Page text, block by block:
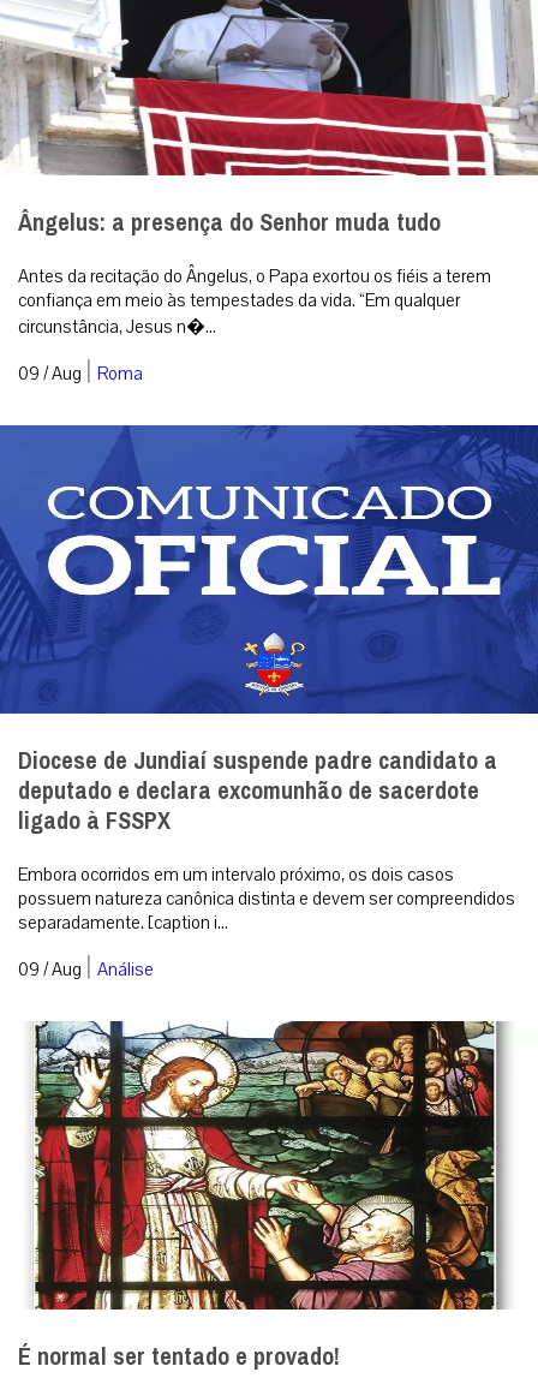
Ângelus: a presença do Senhor muda tudo
Antes da recitação do Ângelus, o Papa exortou os fiéis a terem
confiança em meio às tempestades da vida. “Em qualquer
circunstância, Jesus n�...
09 / Aug | Roma
Diocese de Jundiaí suspende padre candidato a
deputado e declara excomunhão de sacerdote
ligado à FSSPX
Embora ocorridos em um intervalo próximo, os dois casos
possuem natureza canônica distinta e devem ser compreendidos
separadamente. [caption i...
09 / Aug | Análise
É normal ser tentado e provado!